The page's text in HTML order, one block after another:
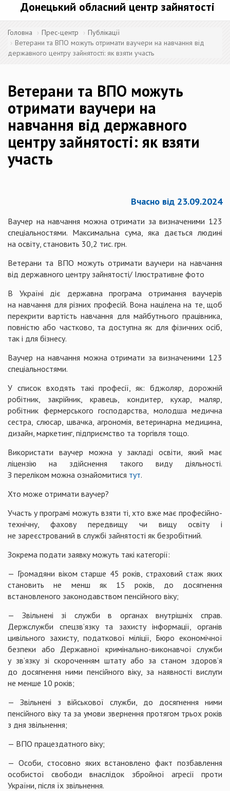
Донецький обласний центр зайнятості
Головна Прес-центр
Публікації
Ветерани та ВПО можуть отримати ваучери на навчання від
державного центру зайнятості: як взяти участь
Ветерани та ВПО можуть
отримати ваучери на
навчання від державного
центру зайнятості: як взяти
участь
Вчасно від 23.09.2024
Ваучер на навчання можна отримати за визначеними 123
спеціальностями. Максимальна сума, яка дається людині
на освіту, становить 30,2 тис. грн.
Ветерани та ВПО можуть отримати ваучери на навчання
від державного центру зайнятості/ Ілюстративне фото
В Україні діє державна програма отримання ваучерів
на навчання для різних професій. Вона націлена на те, щоб
перекрити вартість навчання для майбутнього працівника,
повністю або частково, та доступна як для фізичних осіб,
так і для бізнесу.
Ваучер на навчання можна отримати за визначеними 123
спеціальностями.
У список входять такі професії, як: бджоляр, дорожній
робітник, закрійник, кравець, кондитер, кухар, маляр,
робітник фермерського господарства, молодша медична
сестра, слюсар, швачка, агрономія, ветеринарна медицина,
дизайн, маркетинг, підприємство та торгівля тощо.
Використати ваучер можна у закладі освіти, який має
ліцензію на здійснення такого виду діяльності.
З переліком можна ознайомитися тут.
Хто може отримати ваучер?
Участь у програмі можуть взяти ті, хто вже має професійно-
технічну, фахову передвищу чи вищу освіту і
не зареєстрований в службі зайнятості як безробітний.
Зокрема подати заявку можуть такі категорії:
— Громадяни віком старше 45 років, страховий стаж яких
становить не менш як 15 років, до досягнення
встановленого законодавством пенсійного віку;
— Звільнені зі служби в органах внутрішніх справ.
Держслужби спецзвʼязку та захисту інформації, органів
цивільного захисту, податкової міліції, Бюро економічної
безпеки або Державної кримінально-виконавчої служби
у звʼязку зі скороченням штату або за станом здоровʼя
до досягнення ними пенсійного віку, за наявності вислуги
не менше 10 років;
— Звільнені з військової служби, до досягнення ними
пенсійного віку та за умови звернення протягом трьох років
з дня звільнення;
— ВПО працездатного віку;
— Особи, стосовно яких встановлено факт позбавлення
особистої свободи внаслідок збройної агресії проти
України, після їх звільнення.